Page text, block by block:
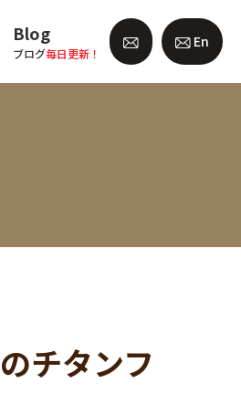
Blog
ブログ毎日更新！
En
チタンフ